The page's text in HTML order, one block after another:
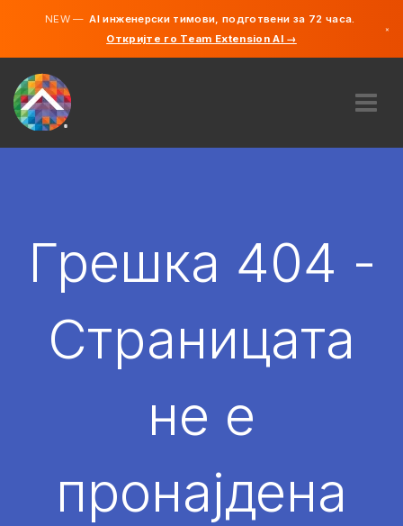
NEW —AI инженерски тимови, подготвени за 72 часа.
Откријте го Team Extension AI →
×
АНГАЖИРАЈ
Грешка 404 -
Страницата
не е
пронајдена